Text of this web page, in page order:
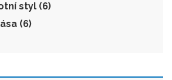
styl (6)
(6)